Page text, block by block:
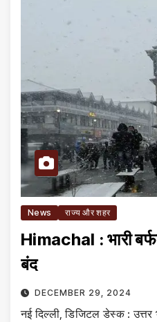
News राज्य और शहर
Himachal : भारी
बंद
DECEMBER 29, 2024
नई दिल्ली, डिजिटल डेस्क : उत्तर